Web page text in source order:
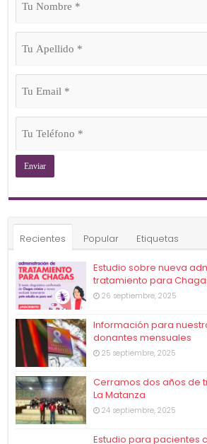
Nombre
Tu
Apellido
Tu
Email
Tu
Teléfono
Recientes Popular Etiquetas
Estudio sobre nueva
tratamiento para
26 septiembre, 2025
Información para
donantes mensuales
25 septiembre, 2025
Cerramos dos años de
La Matanza
24 septiembre, 2025
Estudio para pacientes